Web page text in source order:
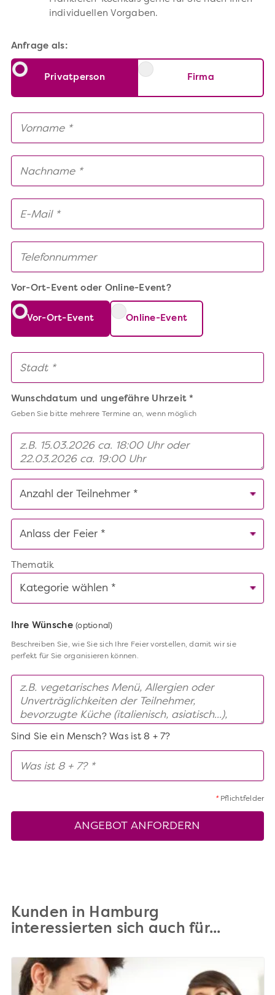
individuellen Vorgaben.
Anfrage als:
Privatperson Firma
Vor-Ort-Event oder Online-Event?
Vor-Ort-Event Online-Event
Wunschdatum und ungefähre Uhrzeit *
Geben Sie bitte mehrere Termine an, wenn möglich
Thematik
Ihre Wünsche (optional)
Beschreiben Sie, wie Sie sich Ihre Feier vorstellen, damit wir sie
perfekt für Sie organisieren können.
Sind Sie ein Mensch? Was ist 8 + 7?
*Pflichtfelder
ANGEBOT ANFORDERN
Kunden in Hamburg
interessierten sich auch für...